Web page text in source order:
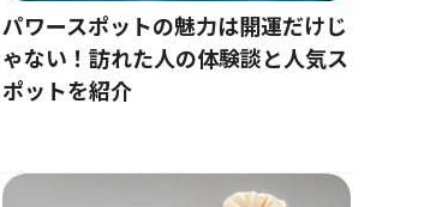
パワースポットの魅力は開運だけじ
ゃない！訪れた人の体験談と人気ス
ポットを紹介